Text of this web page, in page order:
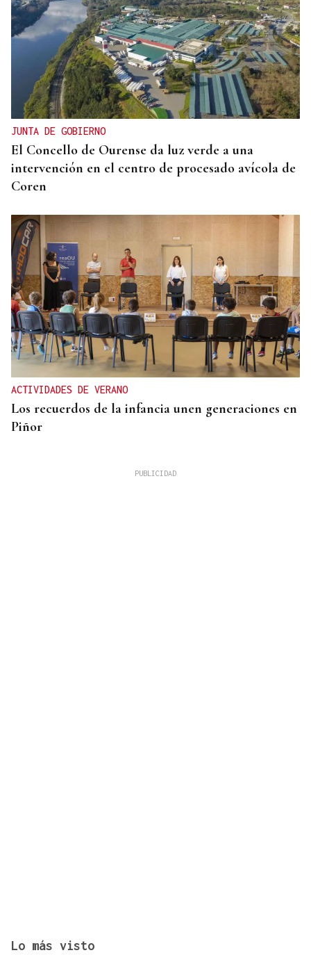
JUNTA DE GOBIERNO
El Concello de Ourense da luz verde a una
intervención en el centro de procesado avícola de
Coren
ACTIVIDADES DE VERANO
Los recuerdos de la infancia unen generaciones en
Piñor
Lo más visto